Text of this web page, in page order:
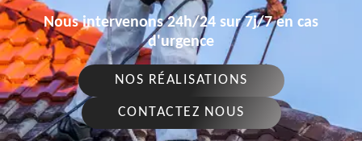
Nous intervenons 24h/24 sur 7j/7 en cas
d'urgence
NOS RÉALISATIONS
CONTACTEZ NOUS